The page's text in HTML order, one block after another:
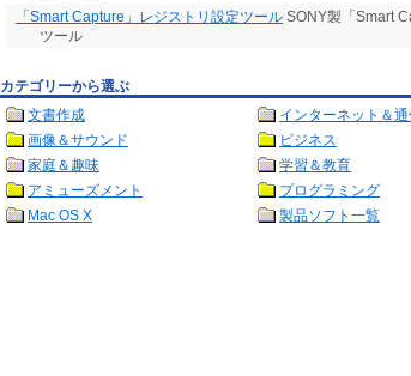
「Smart Capture」レジストリ設定ツール SONY製「Smart
ツール
カテゴリーから選ぶ
文書作成
インターネット＆
画像＆サウンド
ビジネス
家庭＆趣味
学習＆教育
アミューズメント
プログラミング
Mac OS X
製品ソフト一覧